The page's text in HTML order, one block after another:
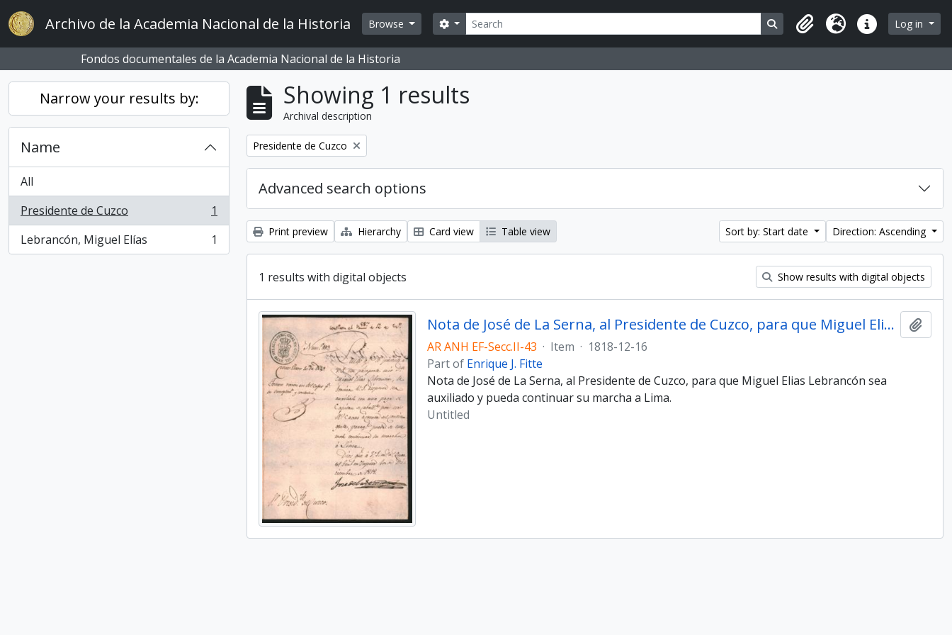
Skip to main content
Archivo de la Academia Nacional de la Historia Browse Search
Search options Search in browse page
ClipboardLanguageQuick linksLog in
Fondos documentales de la Academia Nacional de la Historia
Narrow your results by:
Name
All
Presidente de Cuzco
, 1 results
1
Lebrancón, Miguel Elías
, 1 results 1
Showing 1 results
Archival description
Remove filter:
Presidente de Cuzco
Advanced search options
Print preview Hierarchy Card view Table view Sort by: Start date Direction: Ascending
1 results with digital objects Show results with digital objects
Nota de José de La Serna, al Presidente de Cuzco, para que Miguel Elias Lebrancón sea auxiliado
AR ANH EF-Secc.II-43 · Item · 1818-12-16
Part of Enrique J. Fitte
Nota de José de La Serna, al Presidente de Cuzco, para que Miguel Elias Lebrancón sea
auxiliado y pueda continuar su marcha a Lima.
Untitled